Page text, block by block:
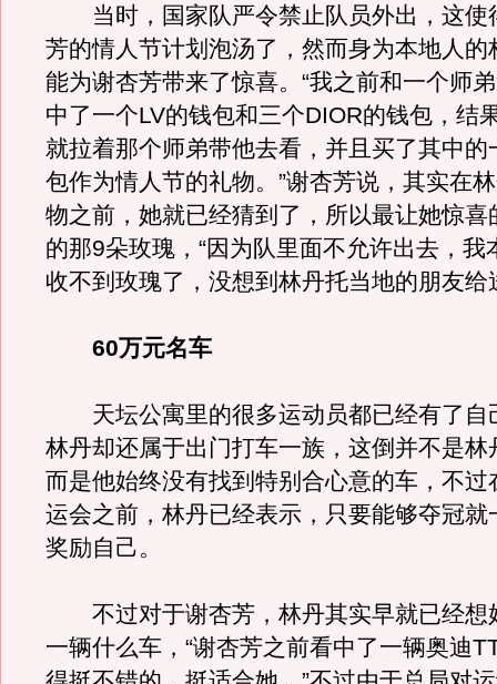
当时，国家队严令禁止队员外出，这使
芳的情人节计划泡汤了，然而身为本地人的
能为谢杏芳带来了惊喜。“我之前和一个师
中了一个LV的钱包和三个DIOR的钱包，结
就拉着那个师弟带他去看，并且买了其中的
包作为情人节的礼物。”谢杏芳说，其实在
物之前，她就已经猜到了，所以最让她惊喜
的那9朵玫瑰，“因为队里面不允许出去，我
收不到玫瑰了，没想到林丹托当地的朋友给
60万元名车
天坛公寓里的很多运动员都已经有了自
林丹却还属于出门打车一族，这倒并不是林
而是他始终没有找到特别合心意的车，不过
运会之前，林丹已经表示，只要能够夺冠就
奖励自己。
不过对于谢杏芳，林丹其实早就已经想
一辆什么车，“谢杏芳之前看中了一辆奥迪